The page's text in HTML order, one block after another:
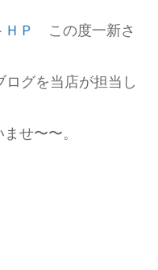
Ｐ
この度一新さ
グを当店が担当し
せ〜〜。